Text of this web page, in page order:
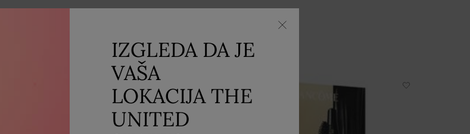
NOVO
IZGLEDA DA JE
VAŠA
LOKACIJA THE
UNITED